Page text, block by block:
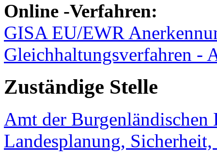
Online -Verfahren:
GISA EU/EWR
Gleichhaltungsverfahren -
Zuständige Stelle
Amt der
Landesplanung,